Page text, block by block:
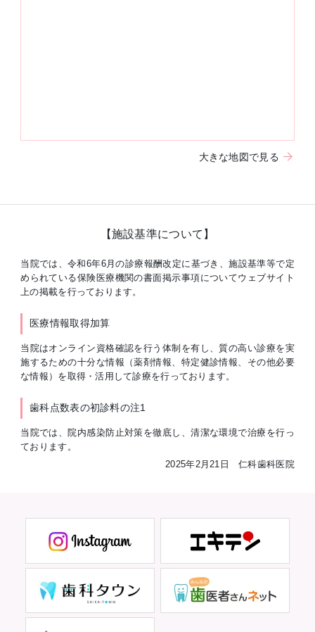
大きな地図で見る
【施設基準について】
当院では、令和6年6月の診療報酬改定に基づき、施設基準等で定
められている保険医療機関の書面掲示事項についてウェブサイト
上の掲載を行っております。
医療情報取得加算
当院はオンライン資格確認を行う体制を有し、質の高い診療を実
施するための十分な情報（薬剤情報、特定健診情報、その他必要
な情報）を取得・活用して診療を行っております。
歯科点数表の初診料の注1
当院では、院内感染防止対策を徹底し、清潔な環境で治療を行っ
ております。
2025年2月21日 仁科歯科医院